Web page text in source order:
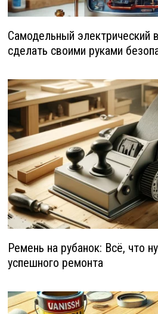
Самодельный электрический
сделать своими руками
Ремень на рубанок: Всё, что
успешного ремонта